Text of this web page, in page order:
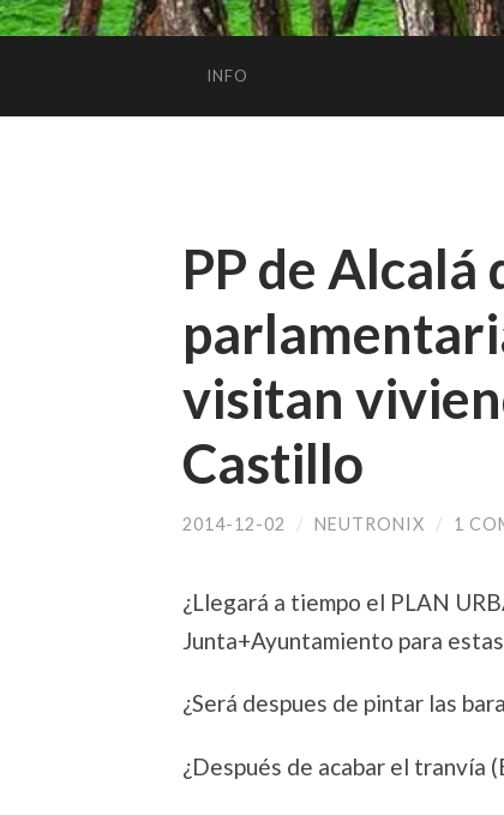
INFO
PP de Alcalá
visitan
Castillo
2014-12-02 / NEUTRONIX / 1
¿Llegará a tiempo el PLAN
Junta+Ayuntamiento para
¿Será despues de pintar las
¿Después de acabar el tranvía